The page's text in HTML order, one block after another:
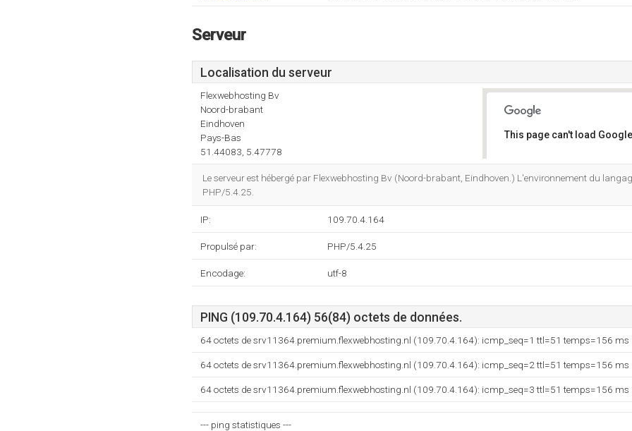
Serveur
Localisation du serveur
Flexwebhosting Bv
Noord-brabant
Eindhoven
Pays-Bas
51.44083, 5.47778
This page can't load
Le serveur est hébergé par Flexwebhosting Bv (Noord-brabant, Eindhoven.) L'environnement du
PHP/5.4.25.
IP: 109.70.4.164
Propulsé par: PHP/5.4.25
Encodage: utf-8
PING (109.70.4.164) 56(84) octets de données.
64 octets de srv11364.premium.flexwebhosting.nl (109.70.4.164): icmp_seq=1 ttl=51 temps=156 ms
64 octets de srv11364.premium.flexwebhosting.nl (109.70.4.164): icmp_seq=2 ttl=51 temps=156 ms
64 octets de srv11364.premium.flexwebhosting.nl (109.70.4.164): icmp_seq=3 ttl=51 temps=156 ms
--- ping statistiques ---